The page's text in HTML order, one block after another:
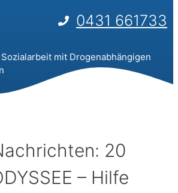
0431 661733
mit Drogenabhängigen
20
– Hilfe